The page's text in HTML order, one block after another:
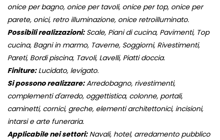
onice per bagno, onice per tavoli, onice per top, onice per
parete, onici, retro illuminazione, onice retroilluminato.
Possibili realizzazioni:Scale, Piani di cucina, Pavimenti, Top
cucina, Bagni in marmo, Taverne, Soggiorni, Rivestimenti,
Pareti, Bordi piscina, Tavoli, Lavelli, Piatti doccia.
Finiture:Lucidato, levigato.
Si possono realizzare:Arredobagno, rivestimenti,
complementi d'arredo, oggettistica, colonne, portali,
caminetti, cornici, greche, elementi architettonici, incisioni,
intarsi e arte funeraria.
Applicabile nei settori:Navali, hotel, arredamento pubblico